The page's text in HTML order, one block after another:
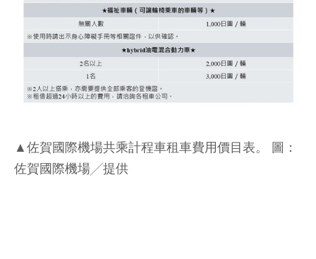
▲佐賀國際機場共乘計程車租車費用價目表。 圖：
佐賀國際機場╱提供